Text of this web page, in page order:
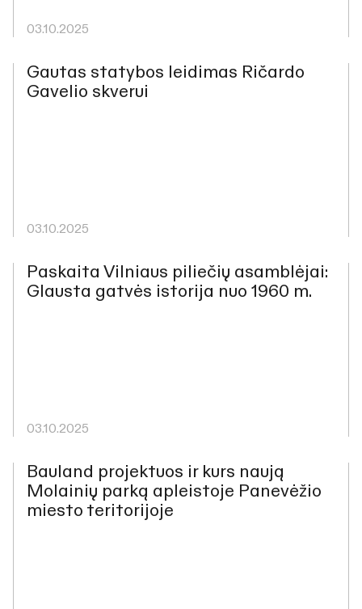
03.10.2025
Gautas statybos leidimas Ričardo
Gavelio skverui
03.10.2025
Paskaita Vilniaus piliečių asamblėjai:
Glausta gatvės istorija nuo 1960 m.
03.10.2025
Bauland projektuos ir kurs naują
Molainių parką apleistoje Panevėžio
miesto teritorijoje